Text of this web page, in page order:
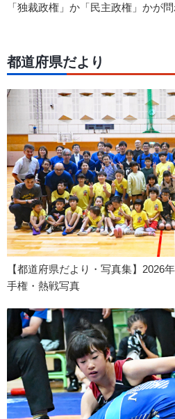
「独裁政権」か「民主政権」かが
都道府県だより
【都道府県だより・写真集】2026
手権・熱戦写真